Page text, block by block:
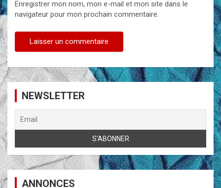
Enregistrer mon nom, mon e-mail et mon site dans le
navigateur pour mon prochain commentaire.
NEWSLETTER
ANNONCES